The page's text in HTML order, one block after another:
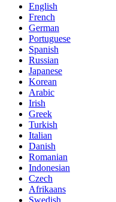
English
French
German
Portuguese
Spanish
Russian
Japanese
Korean
Arabic
Irish
Greek
Turkish
Italian
Danish
Romanian
Indonesian
Czech
Afrikaans
Swedish